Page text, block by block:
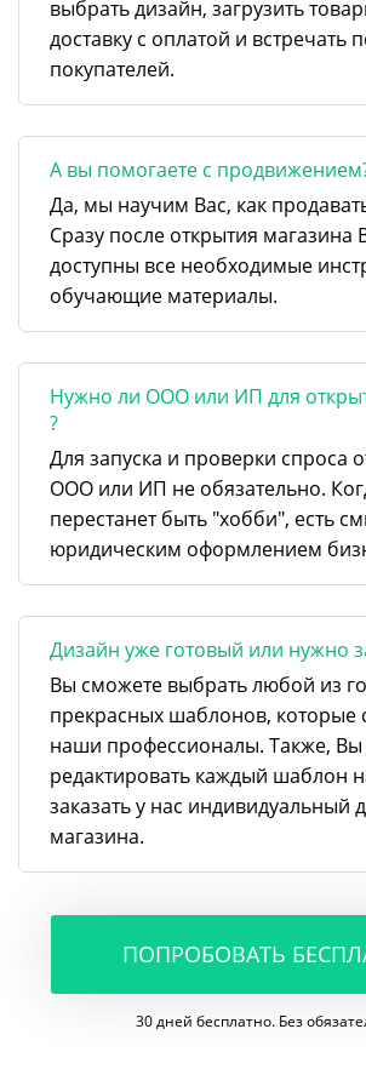
выбрать дизайн, загрузить
доставку с оплатой и встречать
покупателей.
А вы помогаете с
Да, мы научим Вас, как
Сразу после открытия магазина
доступны все необходимые
обучающие материалы.
Нужно ли ООО или ИП для
?
Для запуска и проверки спроса
ООО или ИП не обязательно.
перестанет быть "хобби", есть
юридическим оформлением
Дизайн уже готовый или нужно
Вы сможете выбрать любой из
прекрасных шаблонов, которые
наши профессионалы. Также,
редактировать каждый шаблон
заказать у нас индивидуальный
магазина.
ПОПРОБОВАТЬ
30 дней бесплатно. Без